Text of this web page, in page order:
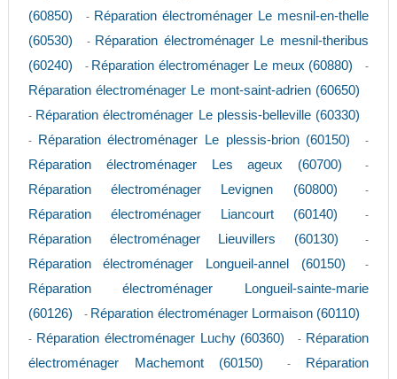
(60850)
- Réparation électroménager Le mesnil-en-thelle
(60530)
- Réparation électroménager Le mesnil-theribus
(60240)
- Réparation électroménager Le meux (60880) -
Réparation électroménager Le mont-saint-adrien (60650)
- Réparation électroménager Le plessis-belleville (60330)
- Réparation électroménager Le plessis-brion (60150) -
Réparation électroménager Les ageux (60700) -
Réparation électroménager Levignen (60800) -
Réparation électroménager Liancourt (60140) -
Réparation électroménager Lieuvillers (60130) -
Réparation électroménager Longueil-annel (60150) -
Réparation électroménager Longueil-sainte-marie
(60126)
- Réparation électroménager Lormaison (60110)
- Réparation électroménager Luchy (60360) - Réparation
électroménager Machemont (60150)
-
Réparation